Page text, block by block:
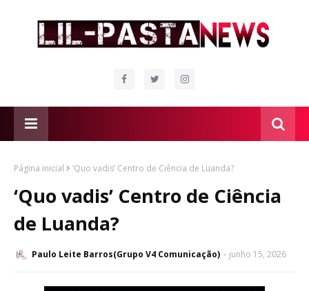
Página inicial ‘Quo vadis’ Centro de Ciência de Luanda?
‘Quo vadis’ Centro de Ciência
de Luanda?
Paulo Leite Barros(Grupo V4 Comunicação) junho 15, 2026